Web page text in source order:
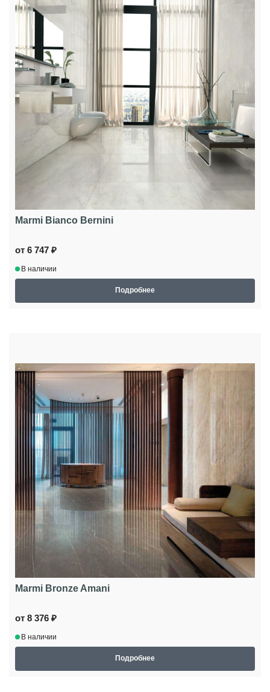
Marmi Bianco Bernini
от 6 747 ₽
В наличии
Подробнее
Marmi Bronze Amani
от 8 376 ₽
В наличии
Подробнее